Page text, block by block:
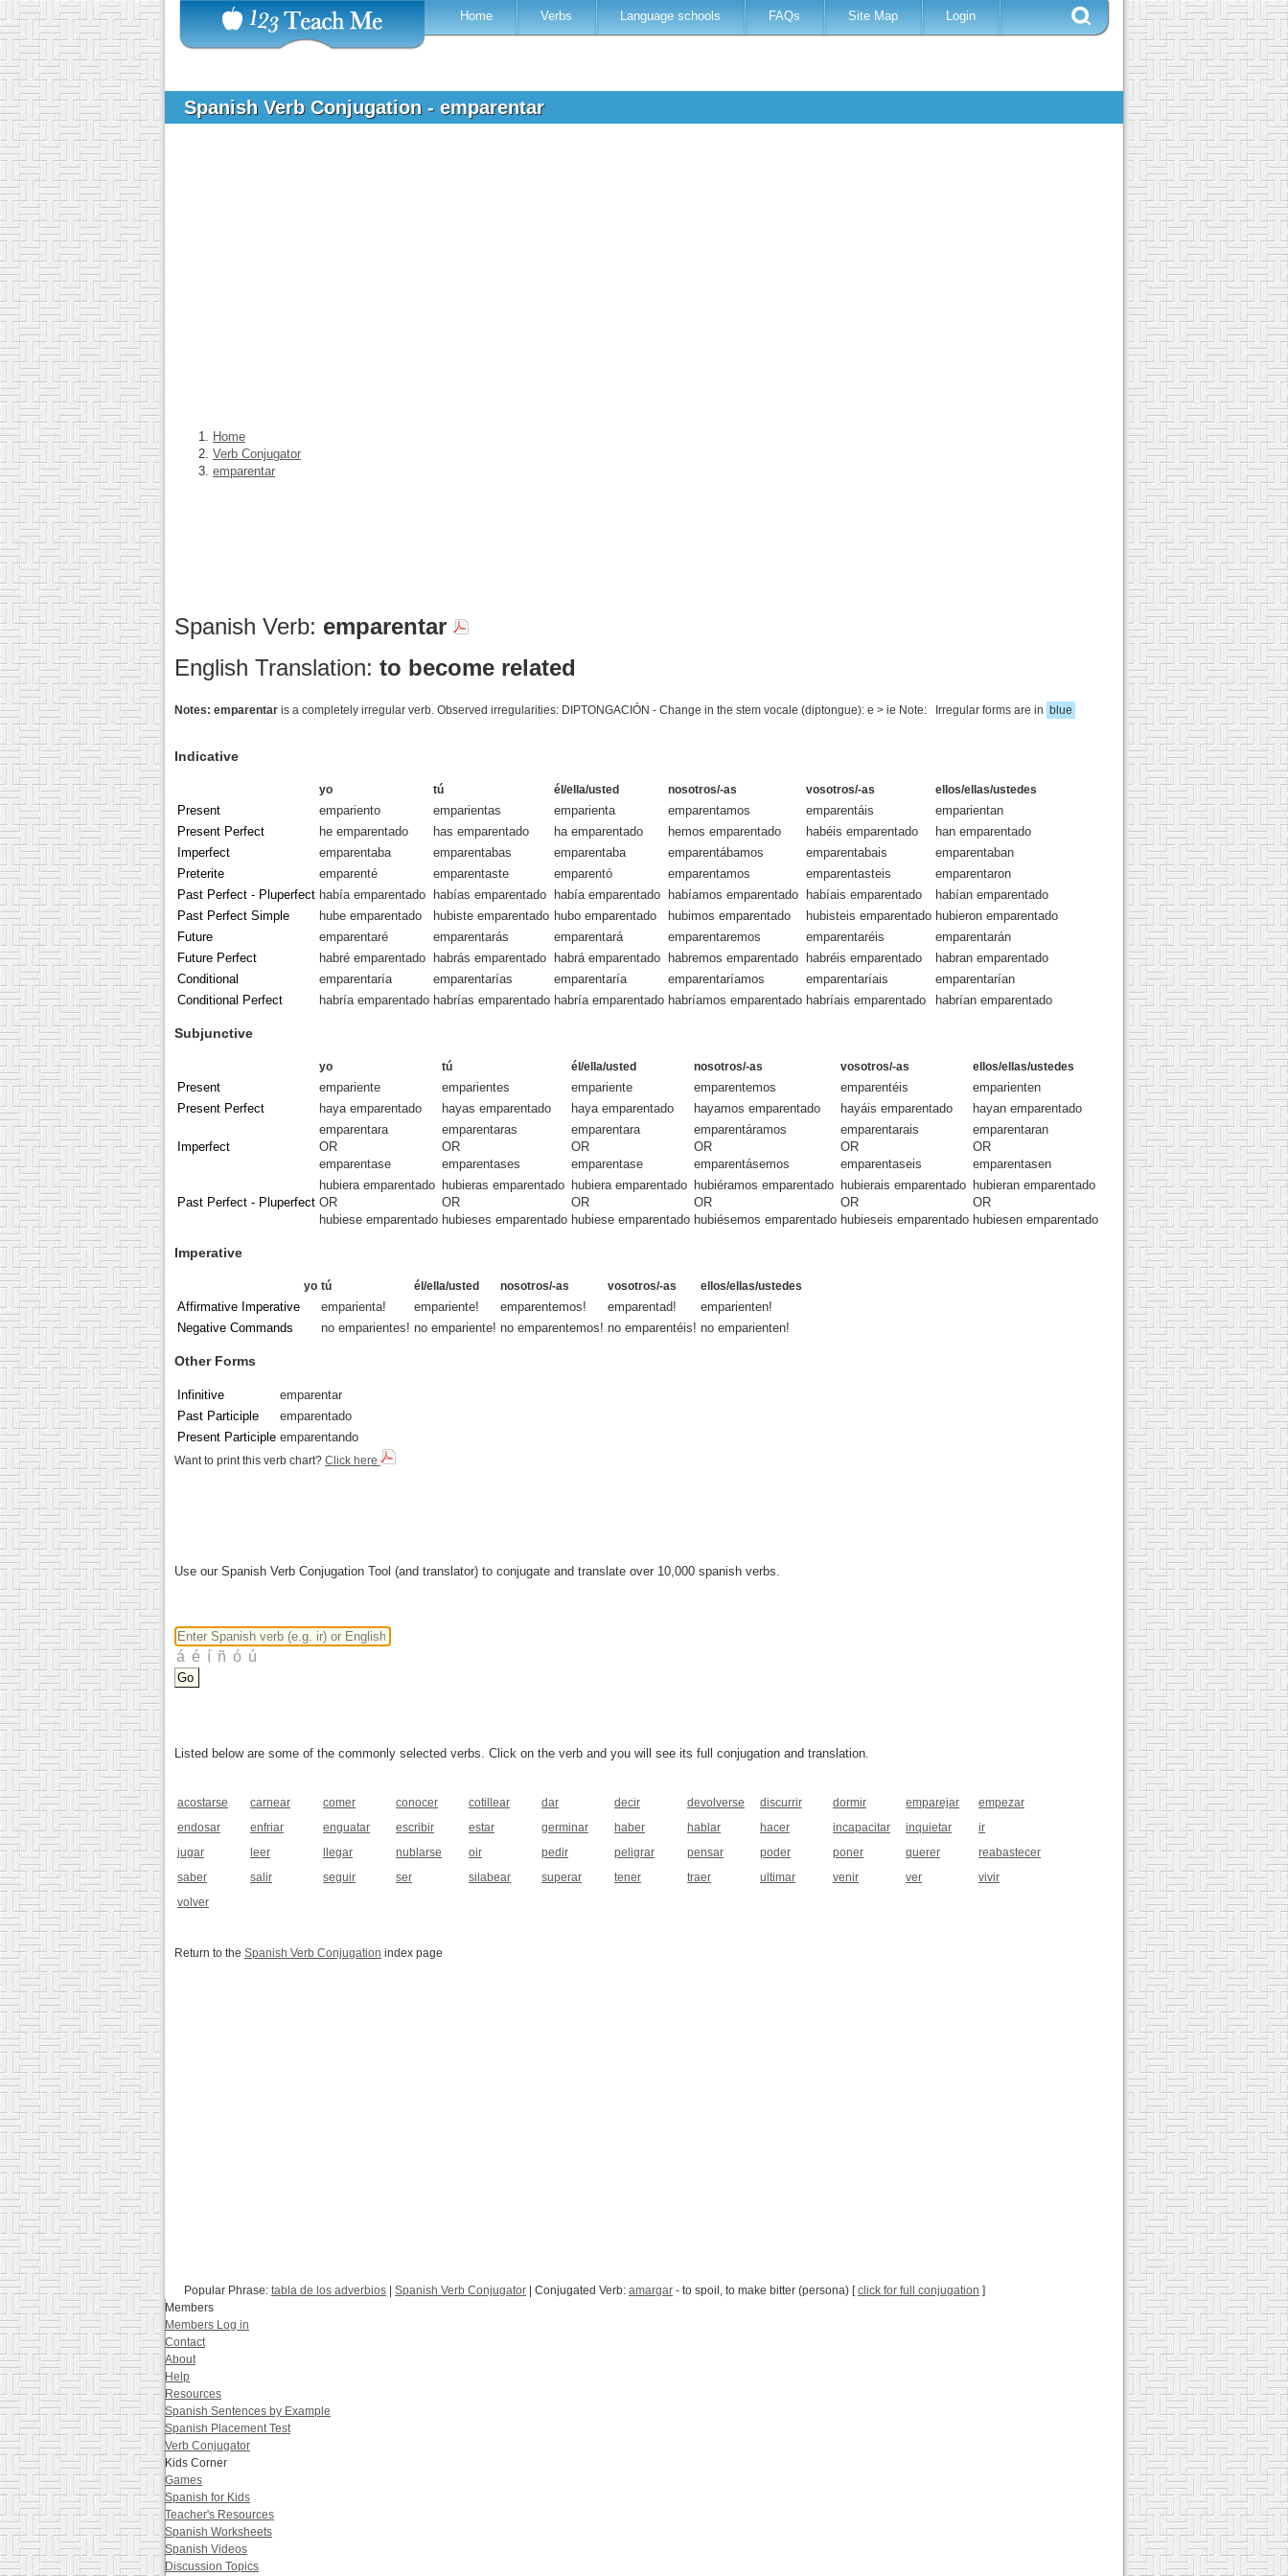
Home Verbs Language schools FAQs Site Map Login
Spanish Verb Conjugation - emparentar
Home
Verb Conjugator
emparentar
Spanish Verb: emparentar
English Translation: to become related
Notes: emparentar is a completely irregular verb. Observed irregularities: DIPTONGACIÓN - Change in the stem vocale (diptongue): e > ie Note: Irregular forms are in blue
Indicative
yo tú él/ella/usted nosotros/-as vosotros/-as ellos/ellas/ustedes
Present empariento emparientas emparienta emparentamos emparentáis
emparientan
Present Perfect
he emparentado has emparentado ha emparentado hemos emparentado habéis emparentado
han emparentado
Imperfect
emparentaba emparentabas emparentaba emparentábamos emparentabais
emparentaban
Preterite
emparenté emparentaste emparentó emparentamos emparentasteis
emparentaron
Past Perfect - Pluperfect había emparentado habías emparentado había emparentado habíamos emparentado habíais emparentado
habían emparentado
Past Perfect Simple
hube emparentado hubiste emparentado hubo emparentado hubimos emparentado hubisteis emparentado hubieron emparentado
Future
emparentaré emparentarás emparentará emparentaremos emparentaréis
emparentarán
Future Perfect
habré emparentado habrás emparentado habrá emparentado habremos emparentado habréis emparentado
habran emparentado
Conditional
emparentaría emparentarías emparentaría emparentaríamos emparentaríais
emparentarían
Conditional Perfect
habría emparentado habrías emparentado habría emparentado habríamos emparentado habríais emparentado habrían emparentado
Subjunctive
yo tú él/ella/usted nosotros/-as vosotros/-as ellos/ellas/ustedes
Present empariente emparientes empariente emparentemos emparentéis
emparienten
Present Perfect
haya emparentado hayas emparentado haya emparentado hayamos emparentado hayáis emparentado hayan emparentado
Imperfect
emparentara
OR
emparentase
emparentaras
OR
emparentases
emparentara
OR
emparentase
emparentáramos
OR
emparentásemos
emparentarais
OR
emparentaseis
emparentaran
OR
emparentasen
Past Perfect - Pluperfect
hubiera emparentado
OR
hubiese emparentado
hubieras emparentado
OR
hubieses emparentado
hubiera emparentado
OR
hubiese emparentado
hubiéramos emparentado
OR
hubiésemos emparentado
hubierais emparentado
OR
hubieseis emparentado
hubieran emparentado
OR
hubiesen emparentado
Imperative
yo tú él/ella/usted nosotros/-as vosotros/-as ellos/ellas/ustedes
Affirmative Imperative emparienta! empariente! emparentemos! emparentad!
emparienten!
Negative Commands
no emparientes! no empariente! no emparentemos! no emparentéis! no emparienten!
Other Forms
Infinitive
emparentar
Past Participle
emparentado
Present Participle emparentando
Want to print this verb chart? Click here
Use our Spanish Verb Conjugation Tool (and translator) to conjugate and translate over 10,000 spanish verbs.
Listed below are some of the commonly selected verbs. Click on the verb and you will see its full conjugation and translation.
acostarse carnear comer conocer cotillear dar decir devolverse discurrir dormir emparejar
empezar
endosar
enfriar enguatar escribir estar germinar haber hablar hacer incapacitar inquietar
ir
jugar
leer llegar nublarse oir pedir peligrar pensar poder poner querer
reabastecer
saber
salir seguir ser silabear superar tener traer ultimar venir ver
vivir
volver
Return to the Spanish Verb Conjugation index page
Popular Phrase: tabla de los adverbios | Spanish Verb Conjugator | Conjugated Verb: amargar - to spoil, to make bitter (persona) [click for full conjugation ]
Members
Members Log in
Contact
About
Help
Resources
Spanish Sentences by Example
Spanish Placement Test
Verb Conjugator
Kids Corner
Games
Spanish for Kids
Teacher's Resources
Spanish Worksheets
Spanish Videos
Discussion Topics